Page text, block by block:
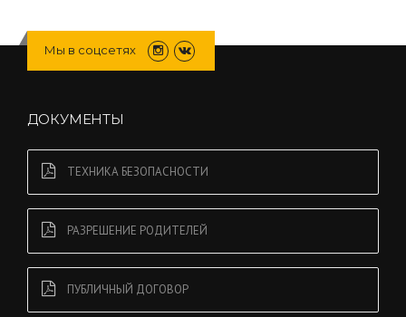
Мы в соцсетях
ДОКУМЕНТЫ
ТЕХНИКА БЕЗОПАСНОСТИ
РАЗРЕШЕНИЕ РОДИТЕЛЕЙ
ПУБЛИЧНЫЙ ДОГОВОР